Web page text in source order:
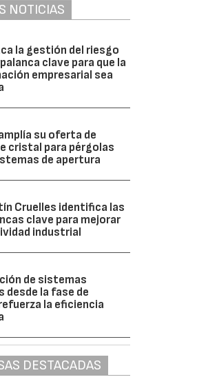
NOTICIAS
la gestión del riesgo
clave para que la
empresarial sea
su oferta de
cristal para pérgolas
de apertura
Cruelles identifica las
clave para mejorar
industrial
de sistemas
desde la fase de
la eficiencia
DESTACADAS